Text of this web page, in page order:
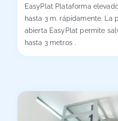
EasyPlat Plataforma
hasta 3 m. rápidamente. La
abierta EasyPlat permite
hasta 3 metros .